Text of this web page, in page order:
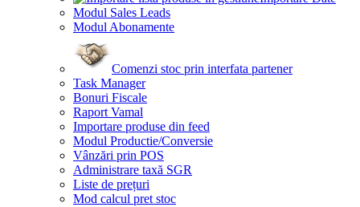
Modul Sales Leads
Modul Abonamente
Comenzi stoc prin interfata partener
Task Manager
Bonuri Fiscale
Raport Vamal
Importare produse din feed
Modul Productie/Conversie
Vânzări prin POS
Administrare taxă SGR
Liste de prețuri
Mod calcul pret stoc